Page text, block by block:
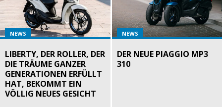
NEWS
LIBERTY, DER ROLLER, DER
DIE TRÄUME GANZER
GENERATIONEN ERFÜLLT
HAT, BEKOMMT EIN
VÖLLIG NEUES GESICHT
NEWS
DER NEUE PIAGGIO MP3
310